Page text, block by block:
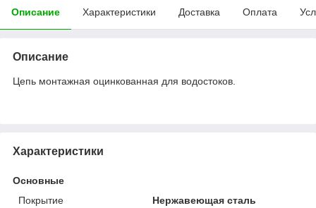
Описание Характеристики Доставка Оплата
Описание
Цепь монтажная оцинкованная для водостоков.
Характеристики
Основные
Покрытие
Нержавеющая сталь